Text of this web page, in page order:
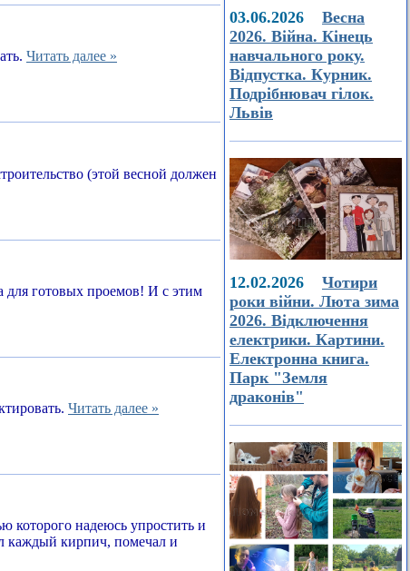
Читать далее »
(этой весной должен
для готовых проемов! И с этим
Читать далее »
которого надеюсь упростить и
каждый кирпич, помечал и
03.06.2026 Весна
2026. Війна. Кінець
навчального року.
Відпустка. Курник.
Подрібнювач гілок.
Львів
12.02.2026 Чотири
роки війни. Люта зима
2026. Відключення
електрики. Картини.
Електронна книга.
Парк "Земля
драконів"